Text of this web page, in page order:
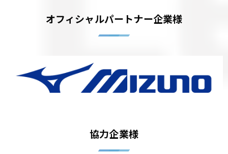
オフィシャルパートナー企業様
協力企業様